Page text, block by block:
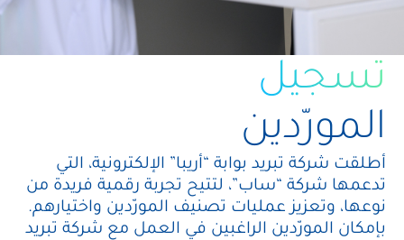
تسجيل
المورّدين
أطلقت شركة تبريد بوابة “أريبا” الإلكترونية، التي
تدعمها شركة “ساب”، لتتيح تجربة رقمية فريدة من
نوعها، وتعزيز عمليات تصنيف المورّدين واختيارهم.
بإمكان المورّدين الراغبين في العمل مع شركة تبريد